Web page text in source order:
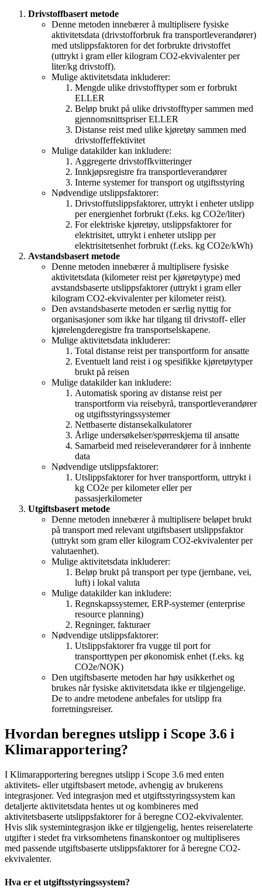
Drivstoffbasert metode
Denne metoden innebærer å multiplisere fysiske
aktivitetsdata (drivstofforbruk fra transportleverandører)
med utslippsfaktoren for det forbrukte drivstoffet
(uttrykt i gram eller kilogram CO2-ekvivalenter per
liter/kg drivstoff).
Mulige aktivitetsdata inkluderer:
Mengde ulike drivstofftyper som er forbrukt
ELLER
Beløp brukt på ulike drivstofftyper sammen med
gjennomsnittspriser ELLER
Distanse reist med ulike kjøretøy sammen med
drivstoffeffektivitet
Mulige datakilder kan inkludere:
Aggregerte drivstoffkvitteringer
Innkjøpsregistre fra transportleverandører
Interne systemer for transport og utgiftsstyring
Nødvendige utslippsfaktorer:
Drivstoffutslippsfaktorer, uttrykt i enheter utslipp
per energienhet forbrukt (f.eks. kg CO2e/liter)
For elektriske kjøretøy, utslippsfaktorer for
elektrisitet, uttrykt i enheter utslipp per
elektrisitetsenhet forbrukt (f.eks. kg CO2e/kWh)
Avstandsbasert metode
Denne metoden innebærer å multiplisere fysiske
aktivitetsdata (kilometer reist per kjøretøytype) med
avstandsbaserte utslippsfaktorer (uttrykt i gram eller
kilogram CO2-ekvivalenter per kilometer reist).
Den avstandsbaserte metoden er særlig nyttig for
organisasjoner som ikke har tilgang til drivstoff- eller
kjørelengderegistre fra transportselskapene.
Mulige aktivitetsdata inkluderer:
Total distanse reist per transportform for ansatte
Eventuelt land reist i og spesifikke kjøretøytyper
brukt på reisen
Mulige datakilder kan inkludere:
Automatisk sporing av distanse reist per
transportform via reisebyrå, transportleverandører
og utgiftsstyringssystemer
Nettbaserte distansekalkulatorer
Årlige undersøkelser/spørreskjema til ansatte
Samarbeid med reiseleverandører for å innhente
data
Nødvendige utslippsfaktorer:
Utslippsfaktorer for hver transportform, uttrykt i
kg CO2e per kilometer eller per
passasjerkilometer
Utgiftsbasert metode
Denne metoden innebærer å multiplisere beløpet brukt
på transport med relevant utgiftsbasert utslippsfaktor
(uttrykt som gram eller kilogram CO2-ekvivalenter per
valutaenhet).
Mulige aktivitetsdata inkluderer:
Beløp brukt på transport per type (jernbane, vei,
luft) i lokal valuta
Mulige datakilder kan inkludere:
Regnskapssystemer, ERP-systemer (enterprise
resource planning)
Regninger, fakturaer
Nødvendige utslippsfaktorer:
Utslippsfaktorer fra vugge til port for
transporttypen per økonomisk enhet (f.eks. kg
CO2e/NOK)
Den utgiftsbaserte metoden har høy usikkerhet og
brukes når fysiske aktivitetsdata ikke er tilgjengelige.
De to andre metodene anbefales for utslipp fra
forretningsreiser.
Hvordan beregnes utslipp i Scope 3.6 i
Klimarapportering?
I Klimarapportering beregnes utslipp i Scope 3.6 med enten
aktivitets- eller utgiftsbasert metode, avhengig av brukerens
integrasjoner. Ved integrasjon med et utgiftsstyringssystem kan
detaljerte aktivitetsdata hentes ut og kombineres med
aktivitetsbaserte utslippsfaktorer for å beregne CO2-ekvivalenter.
Hvis slik systemintegrasjon ikke er tilgjengelig, hentes reiserelaterte
utgifter i stedet fra virksomhetens finanskontoer og multipliseres
med passende utgiftsbaserte utslippsfaktorer for å beregne CO2-
ekvivalenter.
Hva er et utgiftsstyringssystem?